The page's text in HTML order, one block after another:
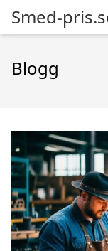
Smed-
Blogg